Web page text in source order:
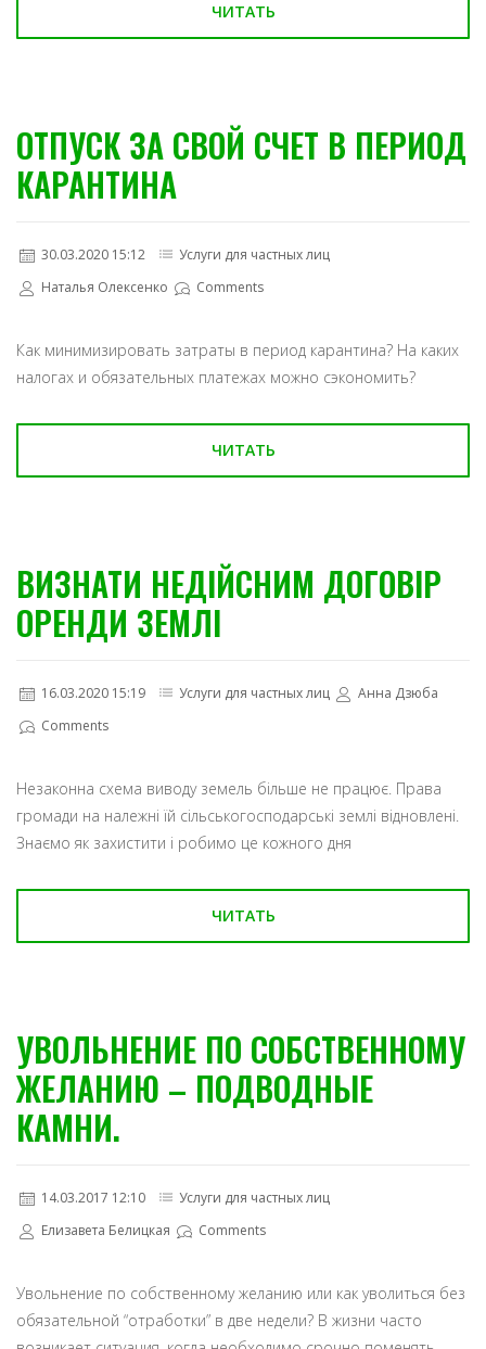
ЧИТАТЬ
ОТПУСК ЗА СВОЙ СЧЕТ В ПЕРИОД
КАРАНТИНА
30.03.2020 15:12
Услуги для частных лиц
Наталья Олексенко
Comments
Как минимизировать затраты в период карантина? На каких
налогах и обязательных платежах можно сэкономить?
ЧИТАТЬ
ВИЗНАТИ НЕДІЙСНИМ ДОГОВІР
ОРЕНДИ ЗЕМЛІ
16.03.2020 15:19 Услуги для частных лиц
Анна Дзюба
Comments
Незаконна схема виводу земель більше не працює. Права
громади на належні їй сільськогосподарські землі відновлені.
Знаємо як захистити і робимо це кожного дня
ЧИТАТЬ
УВОЛЬНЕНИЕ ПО СОБСТВЕННОМУ
ЖЕЛАНИЮ – ПОДВОДНЫЕ
КАМНИ.
14.03.2017 12:10
Услуги для частных лиц
Елизавета Белицкая
Comments
Увольнение по собственному желанию или как уволиться без
обязательной “отработки” в две недели? В жизни часто